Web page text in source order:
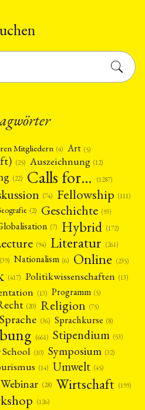
Mitgliedern (4) Art (5)
(25) Auszeichnung (12)
(22) Calls for… (1287)
(74) Fellowship (111)
(2) Geschichte (93)
(7) Hybrid (172)
(94) Literatur (261)
(39) Nationalism (6) Online (235)
(417) Politikwissenschaften (13)
(13) Programm (5)
(20) Religion (75)
Sprache (36) Sprachkurse (8)
(661) Stipendium (53)
School (10) Symposium (32)
(14) Umwelt (45)
Webinar (28) Wirtschaft (199)
(126)